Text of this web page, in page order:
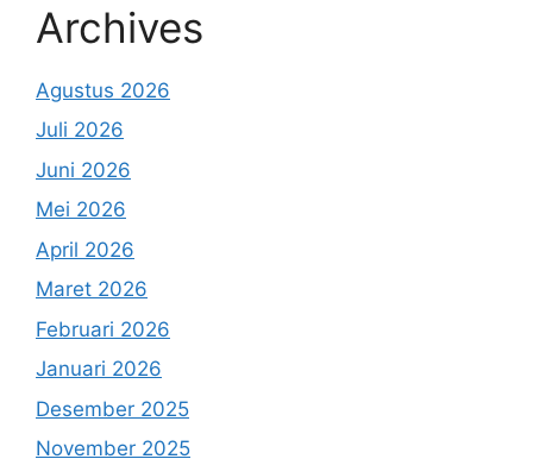
Archives
Agustus 2026
Juli 2026
Juni 2026
Mei 2026
April 2026
Maret 2026
Februari 2026
Januari 2026
Desember 2025
November 2025